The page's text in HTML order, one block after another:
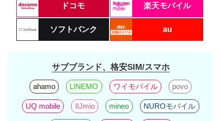
ドコモ 楽天モバイル
ソフトバンク au
サブブランド、格安SIM/スマホ
ahamo LINEMO ワイモバイル povo
UQ mobile IIJmio mineo NUROモバイル